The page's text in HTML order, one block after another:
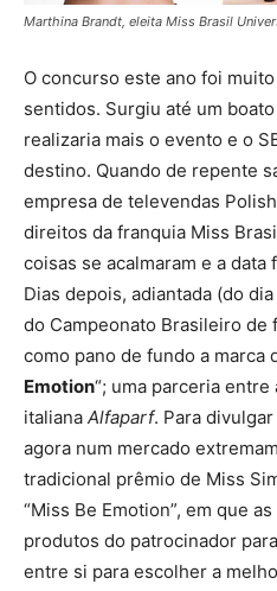
Marthina Brandt, eleita Miss Brasil
O concurso este ano foi
sentidos. Surgiu até um
realizaria mais o evento e o
destino. Quando de repente
empresa de televendas
direitos da franquia Miss
coisas se acalmaram e a
Dias depois, adiantada (do
do Campeonato Brasileiro de
como pano de fundo a marca
Emotion“; uma parceria entre
italiana Alfaparf. Para
agora num mercado
tradicional prêmio de Miss
“Miss Be Emotion”, em que
produtos do patrocinador
entre si para escolher a